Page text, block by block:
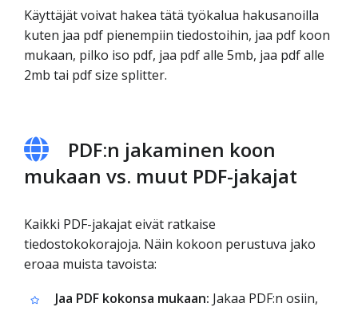
Käyttäjät voivat hakea tätä työkalua hakusanoilla
kuten jaa pdf pienempiin tiedostoihin, jaa pdf koon
mukaan, pilko iso pdf, jaa pdf alle 5mb, jaa pdf alle
2mb tai pdf size splitter.
PDF:n jakaminen koon
mukaan vs. muut PDF-jakajat
Kaikki PDF-jakajat eivät ratkaise
tiedostokokorajoja. Näin kokoon perustuva jako
eroaa muista tavoista:
Jaa PDF kokonsa mukaan: Jakaa PDF:n osiin,